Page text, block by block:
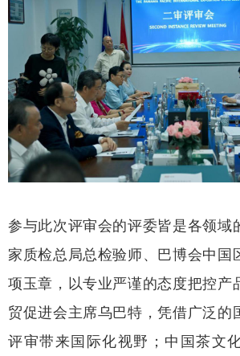
参与此次评审会的评委皆是各领域
家质检总局总检验师、巴博会中国
项玉章，以专业严谨的态度把控产
贸促进会主席乌巴特，凭借广泛的
评审带来国际化视野；中国茶文